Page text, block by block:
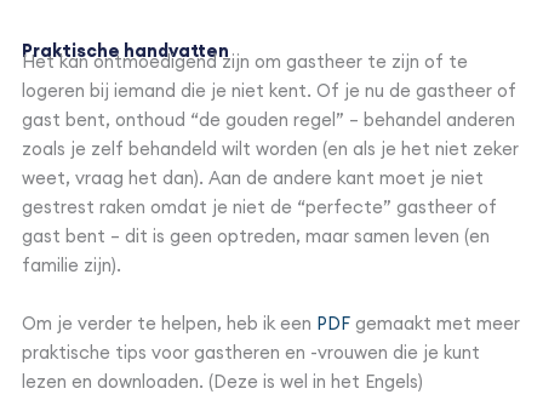
Praktische handvatten
Het kan ontmoedigend zijn om gastheer te zijn of te
logeren bij iemand die je niet kent. Of je nu de gastheer of
gast bent, onthoud “de gouden regel” – behandel anderen
zoals je zelf behandeld wilt worden (en als je het niet zeker
weet, vraag het dan). Aan de andere kant moet je niet
gestrest raken omdat je niet de “perfecte” gastheer of
gast bent – dit is geen optreden, maar samen leven (en
familie zijn).
Om je verder te helpen, heb ik een PDFgemaakt met meer
praktische tips voor gastheren en -vrouwen die je kunt
lezen en downloaden. (Deze is wel in het Engels)